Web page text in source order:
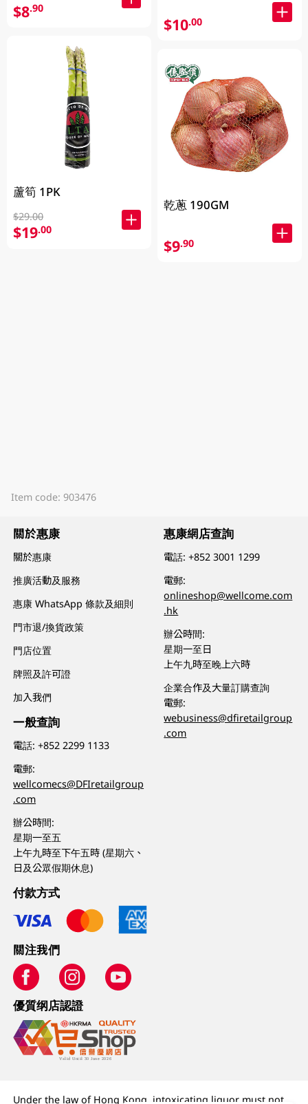
$8.90
蘆筍 1PK
$29.00
$19.00
$10.00
乾蔥 190GM
$9.90
Item code: 903476
關於惠康
關於惠康
推廣活動及服務
惠康 WhatsApp 條款及細則
門市退/換貨政策
門店位置
牌照及許可證
加入我們
一般查詢
電話:+852 2299 1133
電郵:
wellcomecs@DFIretailgroup
.com
辦公時間:
星期一至五
上午九時至下午五時 (星期六、
日及公眾假期休息)
惠康網店查詢
電話:+852 3001 1299
電郵:
onlineshop@wellcome.com
.hk
辦公時間:
星期一至日
上午九時至晚上六時
企業合作及大量訂購查詢
電郵:
webusiness@dfiretailgroup
.com
付款方式
關注我們
優質纲店認證
Under the law of Hong Kong, intoxicating liquor must not